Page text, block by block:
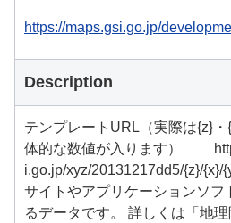
https://maps.gsi.go.jp/
Description
テンプレートURL（実際は{z}
体的な数値が入ります）
i.go.jp/xyz/20131217dd5/{z}/
サイトやアプリケーションソフ
るデータです。 詳しくは「地